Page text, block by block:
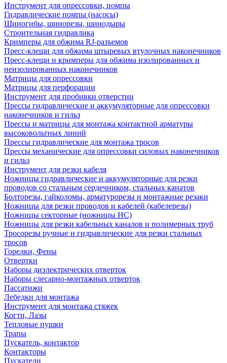
Инструмент для опрессовки, помпы
Гидравлические помпы (насосы)
Шиногибы, шинорезы, шинодыры
Строительная гидравлика
Кримперы для обжима RJ-разъемов
Пресс-клещи для обжима штыревых втулочных наконечников
Пресс-клещи и кримперы для обжима изолированных и
неизолированных наконечников
Матрицы для опрессовки
Матрицы для перфорации
Инструмент для пробивки отверстии
Прессы гидравлические и аккумуляторные для опрессовки
наконечников и гильз
Прессы и матрицы для монтажа контактной арматуры
высоковольтных линий
Прессы гидравлические для монтажа тросов
Прессы механические для опрессовки силовых наконечников
и гильз
Инструмент для резки кабеля
Ножницы гидравлические и аккумуляторные для резки
проводов со стальным сердечником, стальных канатов
Болторезы, гайколомы, арматурорезы и монтажные резаки
Ножницы для резки проводов и кабелей (кабелерезы)
Ножницы секторные (ножницы НС)
Ножницы для резки кабельных каналов и полимерных труб
Тросорезы ручные и гидравлические для резки стальных
тросов
Горелки, Фены
Отвертки
Наборы диэлектрических отверток
Наборы слесарно-монтажных отверток
Пассатижи
Лебедки для монтажа
Инструмент для монтажа стяжек
Когти, Лазы
Тепловые пушки
Трапы
Пускатель, контактор
Контакторы
Пускатели